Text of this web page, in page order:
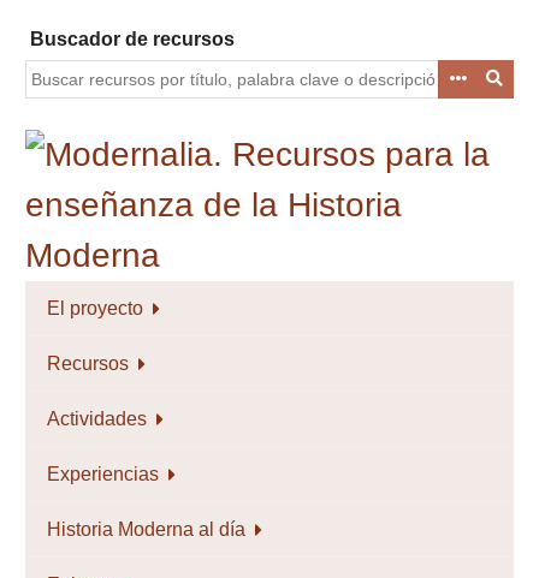
contenido
principal
Buscador de recursos
El proyecto
Recursos
Actividades
Experiencias
Historia Moderna al día